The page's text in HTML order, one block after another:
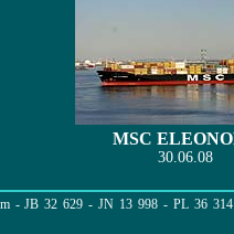
MSC
30.06.08
- JB 32 629 - JN 13 998 - PL 36